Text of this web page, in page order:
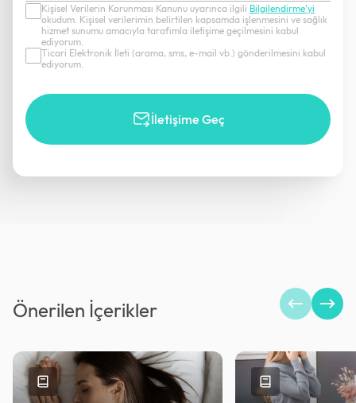
Kişisel Verilerin Korunması Kanunu uyarınca ilgili Bilgilendirme’yi
okudum. Kişisel verilerimin belirtilen kapsamda işlenmesini ve sağlık
hizmet sunumu amacıyla tarafımla iletişime geçilmesini kabul
ediyorum.
Ticari Elektronik İleti (arama, sms, e-mail vb.) gönderilmesini kabul
ediyorum.
İletişime Geç
Önerilen İçerikler